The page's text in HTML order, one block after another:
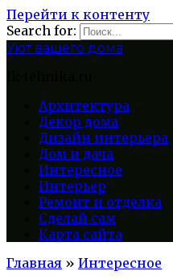
Перейти к контенту
Search for:
Уют вашего дома
Архитектура
Декор дома
Дизайн интерьера
Дом и дача
Интересное
Интерьер
Ремонт и отделка
Сделай сам
Карта сайта
Главная » Интересное